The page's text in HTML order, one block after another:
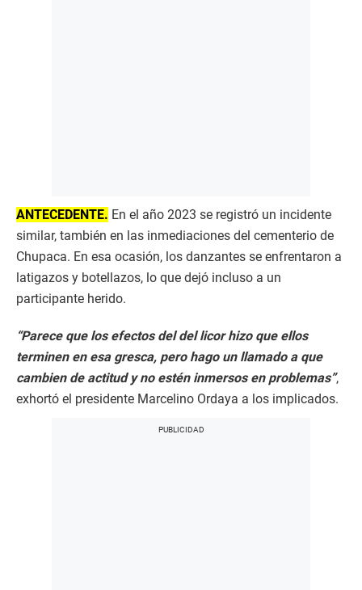
ANTECEDENTE. En el año 2023 se registró un incidente
similar, también en las inmediaciones del cementerio de
Chupaca. En esa ocasión, los danzantes se enfrentaron a
latigazos y botellazos, lo que dejó incluso a un
participante herido.
“Parece que los efectos del del licor hizo que ellos
terminen en esa gresca, pero hago un llamado a que
cambien de actitud y no estén inmersos en problemas”,
exhortó el presidente Marcelino Ordaya a los implicados.